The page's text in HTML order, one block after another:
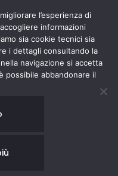
l’esperienza di
informazioni
sia cookie tecnici sia
i dettagli consultando la
navigazione si accetta
possibile abbandonare il